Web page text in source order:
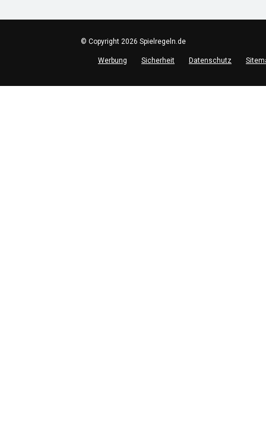
© Copyright 2026 Spielregeln.de
Werbung Sicherheit Datenschutz